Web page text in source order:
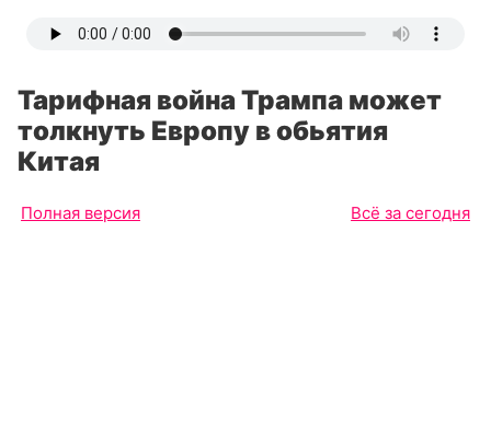
Тарифная война Трампа может
толкнуть Европу в обьятия
Китая
Полная версия Всё за сегодня